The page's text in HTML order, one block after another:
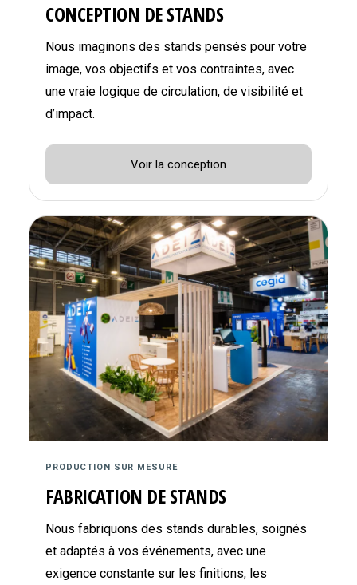
CONCEPTION DE STANDS
Nous imaginons des stands pensés pour votre
image, vos objectifs et vos contraintes, avec
une vraie logique de circulation, de visibilité et
d’impact.
Voir la conception
PRODUCTION SUR MESURE
FABRICATION DE STANDS
Nous fabriquons des stands durables, soignés
et adaptés à vos événements, avec une
exigence constante sur les finitions, les